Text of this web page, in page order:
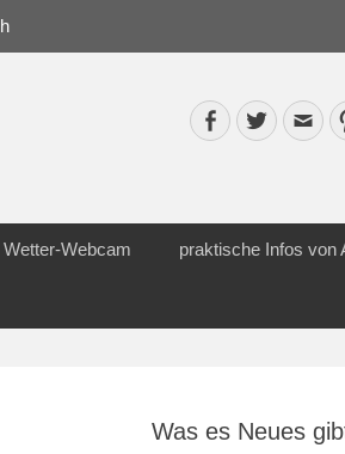
Facebook
Twitter
Wetter-Webcam praktische Infos von
Was es Neues